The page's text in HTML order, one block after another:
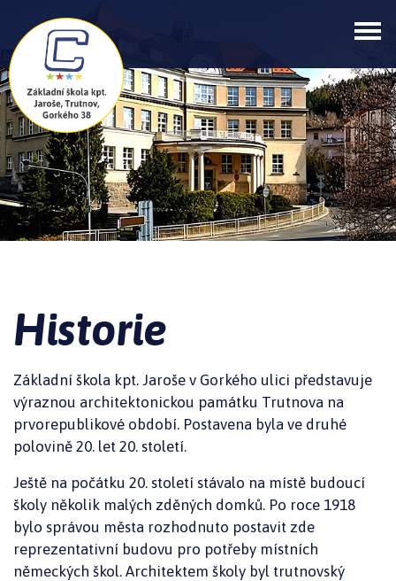
Historie
Základní škola kpt. Jaroše v Gorkého ulici představuje
výraznou architektonickou památku Trutnova na
prvorepublikové období. Postavena byla ve druhé
polovině 20. let 20. století.
Ještě na počátku 20. století stávalo na místě budoucí
školy několik malých zděných domků. Po roce 1918
bylo správou města rozhodnuto postavit zde
reprezentativní budovu pro potřeby místních
německých škol. Architektem školy byl trutnovský